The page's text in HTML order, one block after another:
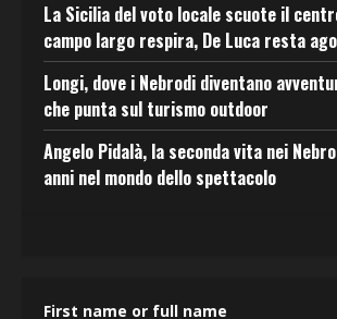
La Sicilia del voto locale scuote il
campo largo respira, De Luca resta
Longi, dove i Nebrodi diventano
che punta sul turismo outdoor
Angelo Pidalà, la seconda vita nei
anni nel mondo dello spettacolo
First name or full name